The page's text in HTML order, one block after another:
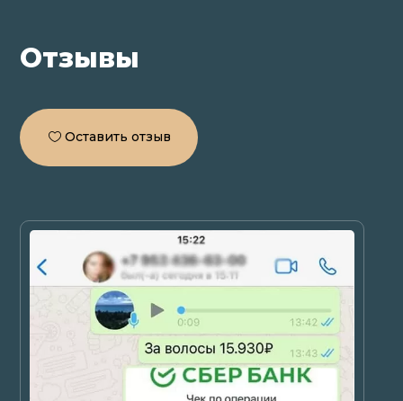
Отзывы
Оставить отзыв